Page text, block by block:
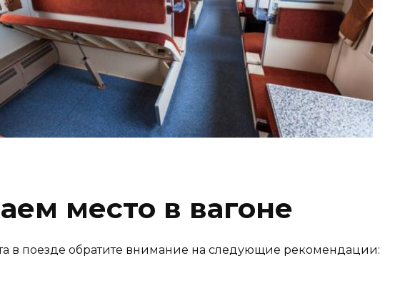
место в вагоне
в поезде обратите внимание на следующие рекомендации: